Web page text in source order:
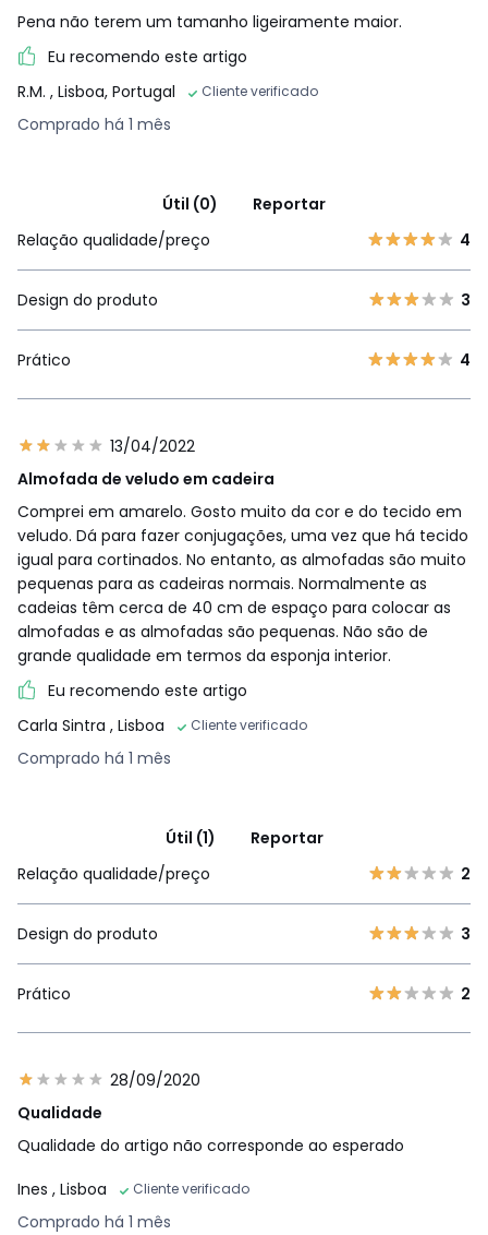
Pena não terem um tamanho ligeiramente maior.
Eu recomendo este artigo
R.M. , Lisboa, Portugal Cliente verificado
Comprado há 1 mês
Útil (0)
Reportar
Relação qualidade/preço
4
Design do produto 3
Prático 4
13/04/2022
Almofada de veludo em cadeira
Comprei em amarelo. Gosto muito da cor e do tecido em
veludo. Dá para fazer conjugações, uma vez que há tecido
igual para cortinados. No entanto, as almofadas são muito
pequenas para as cadeiras normais. Normalmente as
cadeias têm cerca de 40 cm de espaço para colocar as
almofadas e as almofadas são pequenas. Não são de
grande qualidade em termos da esponja interior.
Eu recomendo este artigo
Carla Sintra , Lisboa Cliente verificado
Comprado há 1 mês
Útil (1)
Reportar
Relação qualidade/preço
2
Design do produto 3
Prático 2
28/09/2020
Qualidade
Qualidade do artigo não corresponde ao esperado
Ines , Lisboa Cliente verificado
Comprado há 1 mês